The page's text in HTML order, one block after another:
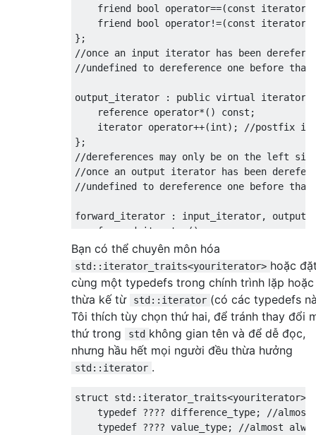
friend bool operator==(const iterator
friend bool operator!=(const iterator
};
//once an input iterator has been
//undefined to dereference one before
output_iterator : public virtual iterator
    reference
operator*() const ;
iterator operator++(int);
//postfix
};
//dereferences may only be on the left
//once an output iterator has been
//undefined to dereference one before
forward_iterator : input_iterator,
    forward_iterator
();
};
//multiple passes allowed
bidirectional_iterator : forward_iterator
iterator& operator--(); //prefix
iterator operator--( int ); //postfix
};
random_access_iterator
friend
bool operator>(const iterator&,
friend
bool operator<=( const iterator
friend
bool operator>=(const iterator
Bạn có thể chuyên môn hóa
std::iterator_traits<youriterator> hoặc
cùng một typedefs trong chính trình lặp hoặc
thừa kế từ
std::iterator (có các typedefs
Tôi thích tùy chọn thứ hai, để tránh thay đổi
thứ trong
std không gian tên và để dễ đọc,
nhưng hầu hết mọi người đều thừa hưởng
std::iterator .
struct std:: iterator_traits<youriterator>
typedef ???? difference_type;
//
typedef ???? value_type;
//almost